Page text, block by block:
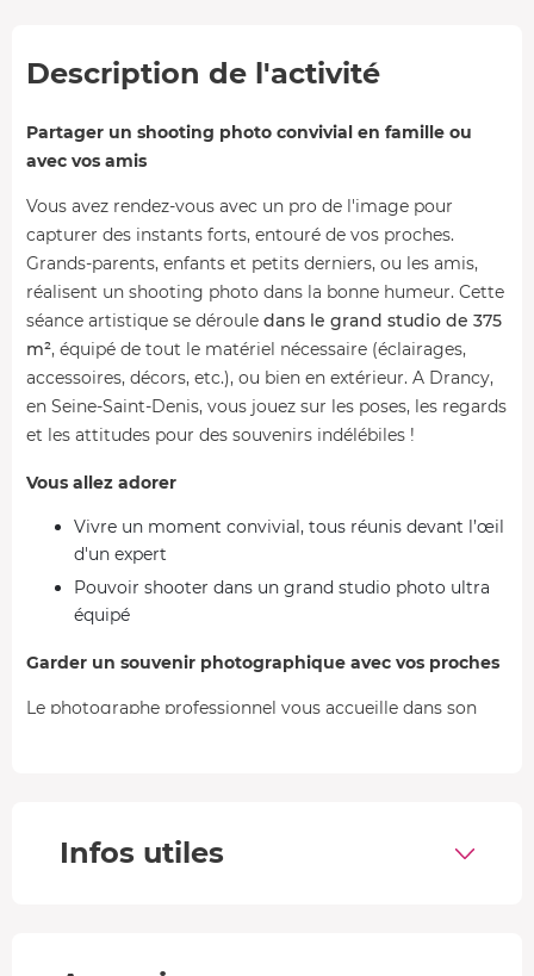
Description de l'activité
Partager un shooting photo convivial en famille ou
avec vos amis
Vous avez rendez-vous avec un pro de l'image pour
capturer des instants forts, entouré de vos proches.
Grands-parents, enfants et petits derniers, ou les amis,
réalisent un shooting photo dans la bonne humeur. Cette
séance artistique se déroule dans le grand studio de 375
m², équipé de tout le matériel nécessaire (éclairages,
accessoires, décors, etc.), ou bien en extérieur. A Drancy,
en Seine-Saint-Denis, vous jouez sur les poses, les regards
et les attitudes pour des souvenirs indélébiles !
Vous allez adorer
Vivre un moment convivial, tous réunis devant l’œil
d'un expert
Pouvoir shooter dans un grand studio photo ultra
équipé
Garder un souvenir photographique avec vos proches
Le photographe professionnel vous accueille dans son
disposition. Vous allez apprécier le travail du
Infos utiles